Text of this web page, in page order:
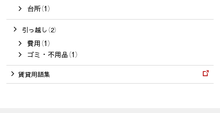
台所（1）
引っ越し（2）
費用（1）
ゴミ・不用品（1）
賃貸用語集